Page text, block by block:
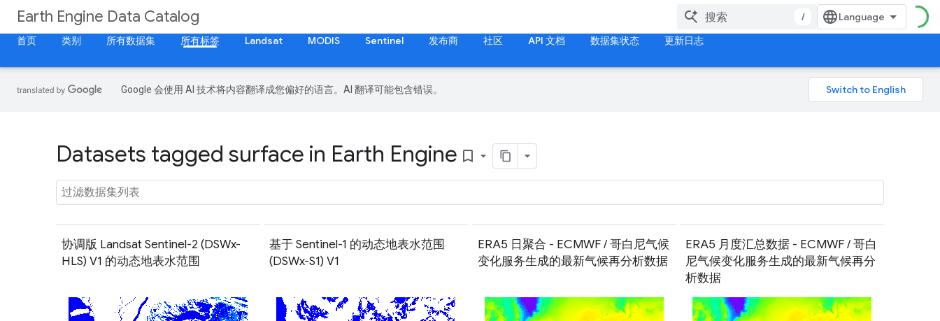
Earth Engine Data Catalog
/
首页
类别 所有数据集 所有标签 Landsat MODIS Sentinel 发布商 社区 API 文档 数据集状态 更新日志
Google 会使用 AI 技术将内容翻译成您偏好的语言。AI 翻译可能包含错误。
Datasets tagged surface in Earth Engine bookmark_border
协调版 Landsat Sentinel-2 (DSWx-
HLS) V1 的动态地表水范围
基于 Sentinel-1 的动态地表水范围
(DSWx-S1) V1
ERA5 日聚合 - ECMWF / 哥白尼气候
变化服务生成的最新气候再分析数据
ERA5 月度汇总数据 - ECMWF / 哥白
尼气候变化服务生成的最新气候再分
析数据